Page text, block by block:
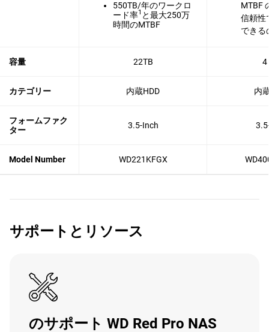
550TB/年のワークロ
ード率1 と最大250万
時間のMTBF
MTBF
信頼性
できる
容量 22TB 4
カテゴリー 内蔵HDD 内
フォームファク
ター
3.5-Inch
Model Number WD221KFGX
サポートとリソース
のサポート WD Red Pro NAS